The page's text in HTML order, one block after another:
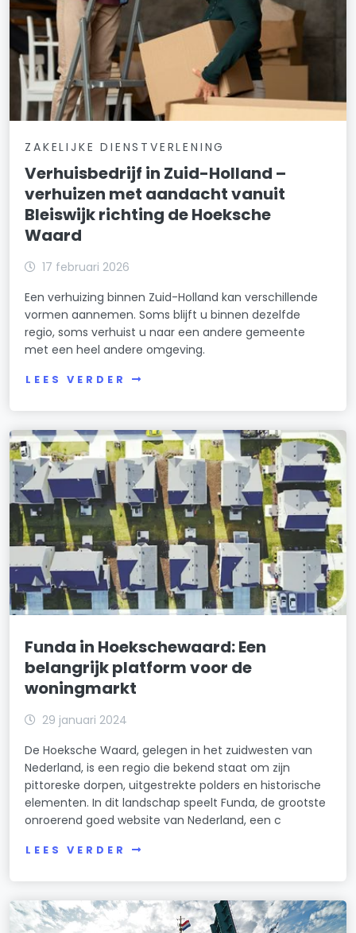
ZAKELIJKE DIENSTVERLENING
Verhuisbedrijf in Zuid-Holland –
verhuizen met aandacht vanuit
Bleiswijk richting de Hoeksche
Waard
17 februari 2026
Een verhuizing binnen Zuid-Holland kan verschillende
vormen aannemen. Soms blijft u binnen dezelfde
regio, soms verhuist u naar een andere gemeente
met een heel andere omgeving.
LEES VERDER
Funda in Hoekschewaard: Een
belangrijk platform voor de
woningmarkt
29 januari 2024
De Hoeksche Waard, gelegen in het zuidwesten van
Nederland, is een regio die bekend staat om zijn
pittoreske dorpen, uitgestrekte polders en historische
elementen. In dit landschap speelt Funda, de grootste
onroerend goed website van Nederland, een c
LEES VERDER